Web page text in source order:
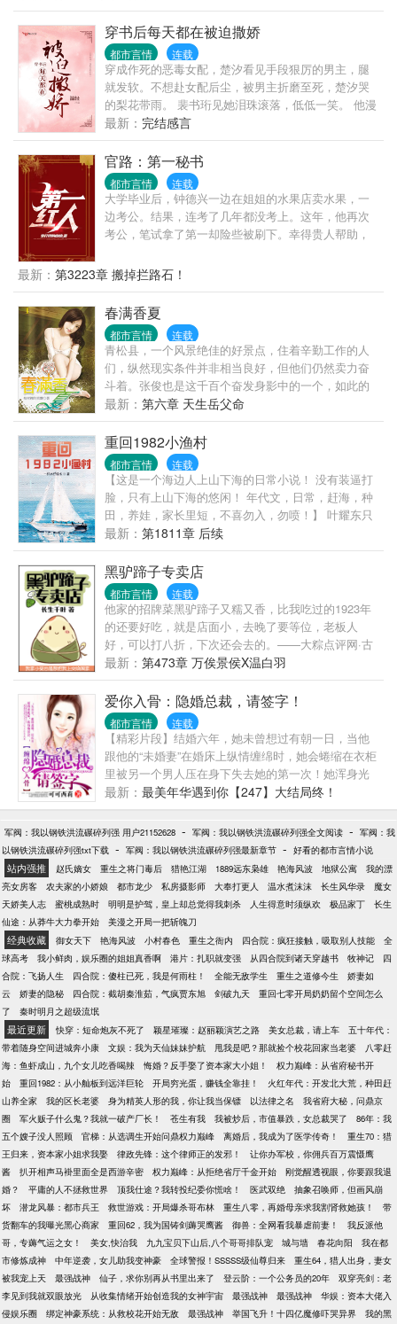
穿书后每天都在被迫撒娇
都市言情 连载
穿成作死的恶毒女配，楚汐看见手段狠厉的男主，腿
就发软。不想赴女配后尘，被男主折磨至死，楚汐哭
的梨花带雨。 裴书珩见她泪珠滚落，低低一笑。 他漫
不经心玩着锋利的匕首，在楚汐娇嫩的脸上滑过。眼
里的疯狂再也藏不住。 “只要你乖，我把命都给你。”
最新： 完结感言
官路：第一秘书
都市言情 连载
大学毕业后，钟德兴一边在姐姐的水果店卖水果，一
边考公。结果，连考了几年都没考上。这年，他再次
考公，笔试拿了第一却险些被刷下。幸得贵人帮助，
最新： 第3223章 搬掉拦路石！
春满香夏
都市言情 连载
青松县，一个风景绝佳的好景点，住着辛勤工作的人
们，纵然现实条件并非相当良好，但他们仍然卖力奋
斗着。张俊也是这千百个奋发身影中的一个，如此的
平凡，如果没有意外的话，张俊、叶子、莲婶一家人
应该会这样祥和、平静的过完这辈子，但现实让他们
走上另一条不同的路……
最新： 第六章 天生岳父命
重回1982小渔村
都市言情 连载
【这是一个海边人上山下海的日常小说！ 没有装逼打
脸，只有上山下海的悠闲！ 年代文，日常，赶海，种
田，养娃，家长里短，不喜勿入，勿喷！】 叶耀东只
是睡不着觉，想着去甲板上吹吹风，尿个尿，没想到
掉海里回到了1982年。 还是那个熟悉的小渔村，只是
他已经不是年轻时候的他了。 混账了半辈子，这回他
想好好来过的，只是怎么一个个都不相信呢…… 上辈
子没出息，这辈子他也没什么大理想大志向，只想挽
回遗憾，跟老婆好好过日子，一家子平安喜乐就好。
【说明一下，改笔名了，原来是叫“一杯冰柠檬水”，现
在改为“米饭的米”】
最新： 第1811章 后续
黑驴蹄子专卖店
都市言情 连载
他家的招牌菜黑驴蹄子又糯又香，比我吃过的1923年
的还要好吃，就是店面小，去晚了要等位，老板人
好，可以打八折，下次还会去的。——大粽点评网·古
墓圈第一美食点评网站温白羽是个开小饭馆的老板，
只想安安静静的开饭馆，没想到一到晚上，跑来吃饭
的客人全是奇葩。黑驴蹄子、还魂汤什么时候成了自
家的招牌菜了，温白羽怎么不知道！客人不止神经兮
兮，还都用诡异的眼神盯着他，温白羽有一种错觉，
好像自己才是他们盘子里的……混沌是当红巨星，饕
餮变成了富二代，钟馗正职保险副业捉妖。还有新招
来的伙计，男神相、面瘫脸，据说是活了几千年的粽
子王，往饭馆门口一站，晚上再也没有客人敢来吃
蹄子！没有黑驴蹄子！没有黑驴蹄子！重要的事情说
三遍。万俟景侯（面瘫脸）：我家小受总是想把我上
交给国家，呵。据说要写阅读提示：墓+勿考究作者今
天没吃药，感觉萌萌哒，求戳专栏求圈养，喵~ ＞▽
＜ 手机党地址:【长生千叶】下面的【收藏】按钮就可
以长期圈养了~~么么哒~网页戳图直达专栏~~↓↓↓
《[五毒]星际宠物店》，打滚卖萌求圈养手机读者请戳
↓蓝寒枫作为一个风骚又犀利的毒哥，什么大风大浪没
见过。没想到下个副本就穿越到了未来世界，还穿成
了已婚雌性人鱼。全帝国都羡慕他能嫁给至高无上的
层出不穷。雌性人鱼作为繁衍后代的工具，蓝寒枫却
是个生不出孩子的怪胎……这将军夫人的日子简直没
法过了！好在蓝寒枫还有游戏系统傍身，就算是个地
位低下的雌性人鱼，也能自食其力。不仅武力值爆
棚，作为一个合格的毒哥，蛊毒、治疗两不误。五毒
的毒虫毒蝎更是变成了帝国绝种灵兽，蓝寒枫成为了
帝国驱使灵兽的高手。再开个星际宠物店，分分钟变
身星际首富，征服全帝国，踹掉渣男！然而……就在
要和渣男将军离婚的时候，他的肚子里怎么多了个“不
明生物”？
最新： 第473章 万俟景侯X温白羽
爱你入骨：隐婚总裁，请签字！
都市言情 连载
【精彩片段】结婚六年，她未曾想过有朝一日，当他
跟他的“未婚妻”在婚床上纵情缠绵时，她会蜷缩在衣柜
里被另一个男人压在身下失去她的第一次！她浑身光
裸，男人却西装笔挺，他强迫她透过缝隙看向床上疯
狂的画面。“一样的姿势，一样的频率，你猜，我跟
他，谁先射？”男人语调一本正经，在她惊慌的目光下
狠狠一抵，入得更深。“我爱你，苡薇！”她紧紧咬着
唇，衣柜外他难捱欢愉的吼声却让她模糊了视线……
人生就是这么可笑——当他在跟其他女人做/爱时，她
正躲在柜子里跟那个女人的叔叔偷情。
————————————————————————
【简介】她爱他深入骨髓，从四岁开始她的心里就住
进了一个叫裴祁佑的名字。为了他岌岌可危的事业，
她甚至不惜以处子之身替陌生夫妇人工代孕。二十年
的默默守护，等来的却是他跪在其她女人跟前许下一
生一世的承诺。没人知道她是他结婚证上的另一半，
被困在一场有名无实的婚姻里多年。“裴祁佑，你永远
不知道为了爱你我究竟付出了什么！”“那就永远不要告
诉我。”他说完毫不留恋地甩门而去，她却在客厅里一
夜坐到天亮。那一天是她二十四岁生日，离婚协议跟
五百万支票是他送她的礼物。*****离婚后，一个穿着
小西装、像足自己的孩子闯入了她平静的生活。时隔
多年她才被告知当年的人工受孕过程中出现了差错。
郁绍庭，丰城风光无限的钻石级单身汉，却阴差阳错
成了她孩子的父亲！这个性格阴晴不定的男人霸道地
把她困在墙角——“你前夫是我侄女的未婚夫，你是我
孩子的亲妈，你说咱俩什么关系？”过往种种屈辱浮现
在眼前，她望着这个只手遮天的男人：“你，我要不
起。”他盯着她，良久，才吐出一句话：“你不是已经要
过了吗？”白筱：“……”*****白筱对裴祁佑的爱，就像她
脚踝处的曼陀罗刺青，每走一步就多疼一分。有一天
她告诉他：“你只知黑色曼陀罗稀有，却不知道它的花
语是绝望的爱。”后来他恍悟，再回头去寻找，那朵曼
最新： 最美年华遇到你【247】大结局终！
军阀：我以钢铁洪流碾碎列强 用户21152628 - 军阀：我以钢铁洪流碾碎列强全文阅读 - 军阀：我
以钢铁洪流碾碎列强txt下载 - 军阀：我以钢铁洪流碾碎列强最新章节 - 好看的都市言情小说
站内强推 赵氏嫡女 重生之将门毒后 猎艳江湖 1889远东枭雄 艳海风波 地狱公寓
我的漂
亮女房客
农夫家的小娇娘 都市龙少 私房摄影师 大奉打更人 温水煮沫沫 长生风华录
魔女
天娇美人志
蜜桃成熟时 明明是护驾，皇上却总觉得我刺杀 人生得意时须纵欢 极品家丁
长生
仙途：从莽牛大力拳开始
美漫之开局一把斩魄刀
经典收藏 御女天下 艳海风波 小村春色 重生之衙内 四合院：疯狂接触，吸取别人技能
全
球高考
我小鲜肉，娱乐圈的姐姐真香啊 港片：扎职就变强 从四合院到诸天穿越书 牧神记
四
合院：飞扬人生
四合院：傻柱已死，我是何雨柱！ 全能无敌学生 重生之道修今生
娇妻如
云
娇妻的隐秘 四合院：截胡秦淮茹，气疯贾东旭 剑破九天
重回七零开局奶奶留个空间怎么
了
秦时明月之超级流氓
最近更新 快穿：短命炮灰不死了 颖星璀璨：赵丽颖演艺之路 美女总裁，请上车
五十年代：
带着随身空间进城奔小康
文娱：我为天仙妹妹护航 甩我是吧？那就捡个校花回家当老婆
八零赶
海：鱼虾成山，九个女儿吃香喝辣
悔婚？反手娶了资本家大小姐！
权力巅峰：从省府秘书开
始
重回1982：从小舢板到远洋巨轮 开局穷光蛋，赚钱全靠挂！
火红年代：开发北大荒，种田赶
山养全家
我的区长老婆 身为精英人形的我，你让我当保镖 以法律之名
我省府大秘，问鼎京
圈
军火贩子什么鬼？我就一破产厂长！ 苍生有我 我被炒后，市值暴跌，女总裁哭了
86年：我
五个嫂子没人照顾
官梯：从选调生开始问鼎权力巅峰 离婚后，我成为了医学传奇！
重生70：猎
王归来，资本家小姐求我娶
律政先锋：这个律师正的发邪！
让你办军校，你佣兵百万震慑鹰
酱
扒开相声马褂里面全是西游辛密 权力巅峰：从拒绝省厅千金开始
刚觉醒透视眼，你要跟我退
婚？
平庸的人不拯救世界 顶我仕途？我转投纪委你慌啥！ 医武双绝
抽象召唤师，但画风崩
坏
潜龙风暴：都市兵王 救世游戏：开局爆杀哥布林 重生八零，再婚母亲求我割肾救她孩！
带
货翻车的我曝光黑心商家
重回62，我为国铸剑薅哭鹰酱 御兽：全网看我暴虐前妻！
我反派他
哥，专薅气运之女！
美女,快治我 九九宝贝下山后,八个哥哥排队宠 城与墙 春花向阳
我在都
市修炼成神
中年逆袭，女儿助我变神豪 全球警报！SSSSS级仙尊归来
重生64，猎人出身，妻女
被我宠上天
最强战神 仙子，求你别再从书里出来了 登云阶：一个公务员的20年
双穿亮剑：老
李见到我就双眼放光
从收集情绪开始创造我的女神宇宙 最强战神 最强战神
华娱：资本大佬入
侵娱乐圈
绑定神豪系统：从救校花开始无敌 最强战神 举国飞升！十四亿魔修吓哭异界 我的黑